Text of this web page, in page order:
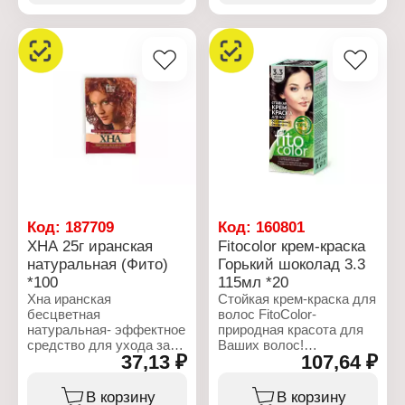
обеспечивая
длительную защиту
цвета. Протеины
пшеницы
восстанавливают
структуру волос, делая
их здоровыми и
блестящими. Бальзам
"Закрепление цвета" с
натуральным экстрактом
окрашенные волосы
изнутри и
восстанавливает их по
всей длине. НАДЕЖНОЕ
ЗАКРАШИВАНИЕ
СЕДИНЫ. СТОЙКИЙ,
СИЯЮЩИЙ, ЯРКИЙ
ЦВЕТ. МЯГКИЕ И
ЭЛАСТИЧНЫЕ
ВОЛОСЫ ПОСЛЕ
ОКРАШИВАНИЯ.
Эстель Ultra Blond.
Характеристики:
Бренд: ESTEL
Линейка: Ultra Blond
Тип товара:
Обесцвечивающая
пудра для волос
Объем: 30 г
Код: 187709
ХНА 25г иранская
натуральная (Фито)
*100
Хна иранская
бесцветная
натуральная- эффектное
средство для ухода за
волосами, кожей головы
и телом. Хна бесцветная
обладает вяжущим,
37,13 ₽
В корзину
Код: 160801
Fitocolor крем-краска
Горький шоколад 3.3
115мл *20
Стойкая крем-краска для
волос FitoColor-
природная красота для
Ваших волос!
Единственная крем-
краска, разработанная
на основе натуральных
107,64 ₽
В корзину